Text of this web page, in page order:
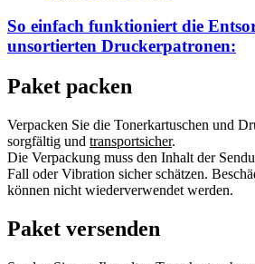
So einfach funktioniert die
unsortierten Druckerpatronen:
Paket packen
Verpacken Sie die Tonerkartuschen und
sorgfältig und transportsicher.
Die Verpackung muss den Inhalt der
Fall oder Vibration sicher schätzen.
können nicht wiederverwendet werden.
Paket versenden